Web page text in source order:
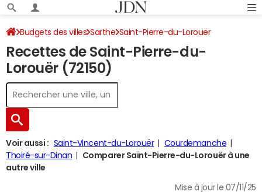
Budgets des villes Sarthe Saint-Pierre-du-Lorouër
Recettes 2024
Recettes de Saint-Pierre-du-
Lorouër (72150)
Voir aussi : Saint-Vincent-du-Lorouër
Courdemanche
Thoiré-sur-Dinan
Comparer Saint-Pierre-du-Lorouër à une
autre ville
Mise à jour le 07/11/25